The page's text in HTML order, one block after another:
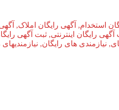
استخدام, آگهی رایگان املاک,
آگهی رایگان اینترنتی, ثبت
های رایگان, نیازمندیهای